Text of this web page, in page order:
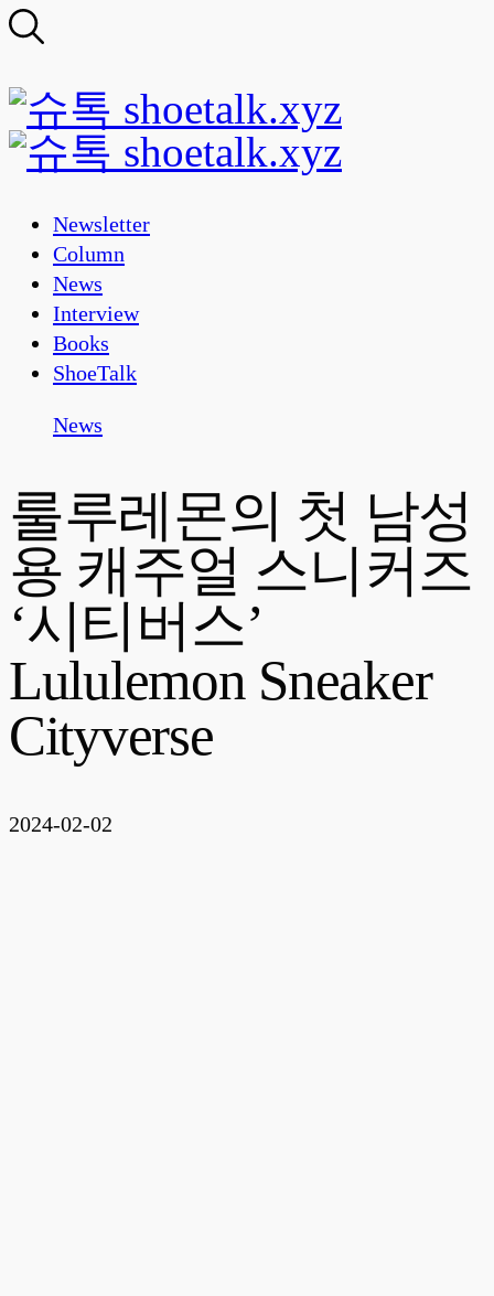
Newsletter
Column
News
Interview
Books
ShoeTalk
News
룰루레몬의 첫 남성
용 캐주얼 스니커즈
‘시티버스’
Lululemon Sneaker
Cityverse
2024-02-02